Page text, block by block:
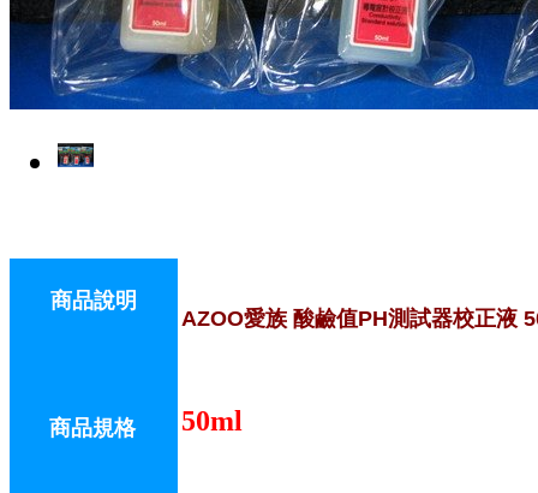
商品說明
AZOO愛族 酸鹼值PH測試器校正液
商品規格 50ml